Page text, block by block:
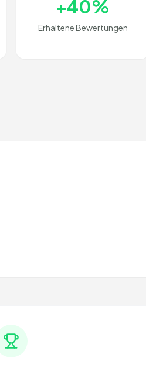
+40%
Erhaltene Bewertungen